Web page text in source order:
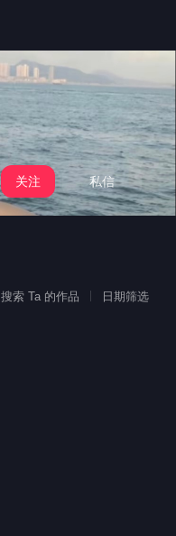
私信
关注
搜索 Ta 的作品 日期筛选